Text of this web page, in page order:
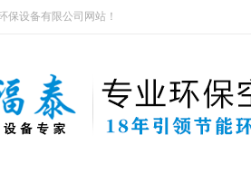
保设备有限公司网站！